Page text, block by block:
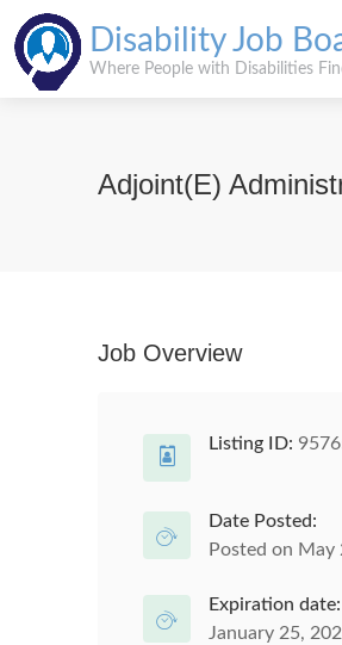
Disability Job
Where People with Disabilities
Adjoint(e)
Job Overview
Listing ID:
Date Posted:
Posted on May
Expiration date:
January 25,